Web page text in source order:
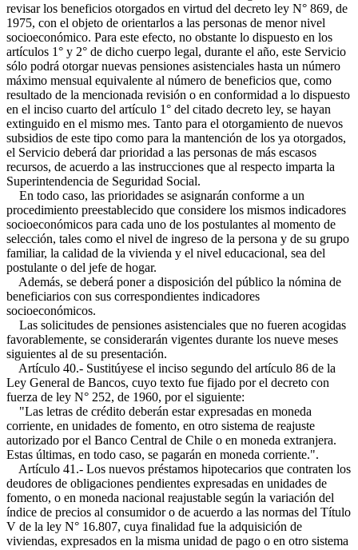
revisar los beneficios otorgados en virtud del decreto ley N° 869, de
1975, con el objeto de orientarlos a las personas de menor nivel
socioeconómico. Para este efecto, no obstante lo dispuesto en los
artículos 1° y 2° de dicho cuerpo legal, durante el año, este Servicio
sólo podrá otorgar nuevas pensiones asistenciales hasta un número
máximo mensual equivalente al número de beneficios que, como
resultado de la mencionada revisión o en conformidad a lo dispuesto
en el inciso cuarto del artículo 1° del citado decreto ley, se hayan
extinguido en el mismo mes. Tanto para el otorgamiento de nuevos
subsidios de este tipo como para la mantención de los ya otorgados,
el Servicio deberá dar prioridad a las personas de más escasos
recursos, de acuerdo a las instrucciones que al respecto imparta la
Superintendencia de Seguridad Social.
En todo caso, las prioridades se asignarán conforme a un
procedimiento preestablecido que considere los mismos indicadores
socioeconómicos para cada uno de los postulantes al momento de
selección, tales como el nivel de ingreso de la persona y de su grupo
familiar, la calidad de la vivienda y el nivel educacional, sea del
postulante o del jefe de hogar.
Además, se deberá poner a disposición del público la nómina de
beneficiarios con sus correspondientes indicadores
socioeconómicos.
Las solicitudes de pensiones asistenciales que no fueren acogidas
favorablemente, se considerarán vigentes durante los nueve meses
siguientes al de su presentación.
Artículo 40.- Sustitúyese el inciso segundo del artículo 86 de la
Ley General de Bancos, cuyo texto fue fijado por el decreto con
fuerza de ley N° 252, de 1960, por el siguiente:
"Las letras de crédito deberán estar expresadas en moneda
corriente, en unidades de fomento, en otro sistema de reajuste
autorizado por el Banco Central de Chile o en moneda extranjera.
Estas últimas, en todo caso, se pagarán en moneda corriente.".
Artículo 41.- Los nuevos préstamos hipotecarios que contraten los
deudores de obligaciones pendientes expresadas en unidades de
fomento, o en moneda nacional reajustable según la variación del
índice de precios al consumidor o de acuerdo a las normas del Título
V de la ley N° 16.807, cuya finalidad fue la adquisición de
viviendas, expresados en la misma unidad de pago o en otro sistema